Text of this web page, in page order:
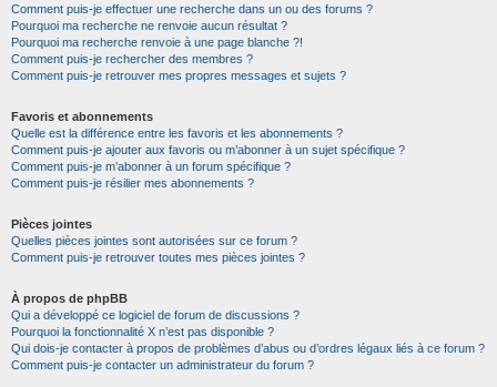
Comment puis-je effectuer une recherche dans un ou des forums ?
Pourquoi ma recherche ne renvoie aucun résultat ?
Pourquoi ma recherche renvoie à une page blanche ?!
Comment puis-je rechercher des membres ?
Comment puis-je retrouver mes propres messages et sujets ?
Favoris et abonnements
Quelle est la différence entre les favoris et les abonnements ?
Comment puis-je ajouter aux favoris ou m’abonner à un sujet spécifique ?
Comment puis-je m’abonner à un forum spécifique ?
Comment puis-je résilier mes abonnements ?
Pièces jointes
Quelles pièces jointes sont autorisées sur ce forum ?
Comment puis-je retrouver toutes mes pièces jointes ?
À propos de phpBB
Qui a développé ce logiciel de forum de discussions ?
Pourquoi la fonctionnalité X n’est pas disponible ?
Qui dois-je contacter à propos de problèmes d’abus ou d’ordres légaux liés à ce forum ?
Comment puis-je contacter un administrateur du forum ?